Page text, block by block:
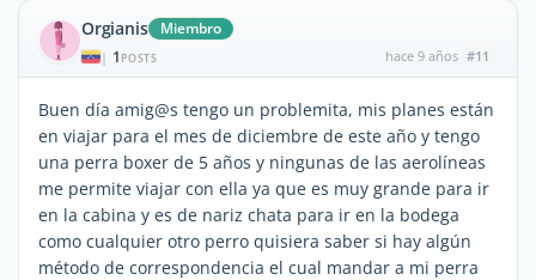
Orgianis Miembro
| 1 POSTS hace 9 años #11
Buen día amig@s tengo un problemita, mis planes están
en viajar para el mes de diciembre de este año y tengo
una perra boxer de 5 años y ningunas de las aerolíneas
me permite viajar con ella ya que es muy grande para ir
en la cabina y es de nariz chata para ir en la bodega
como cualquier otro perro quisiera saber si hay algún
método de correspondencia el cual mandar a mi perra